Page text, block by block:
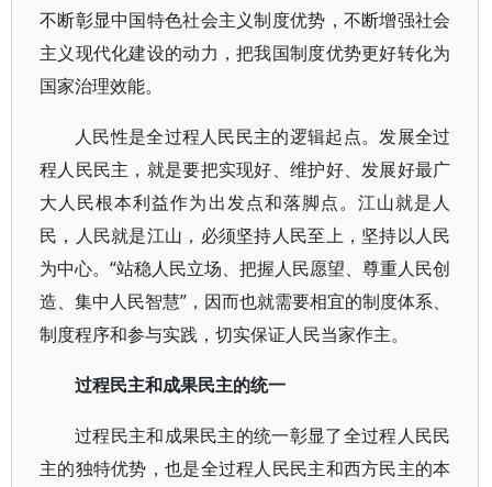
不断彰显中国特色社会主义制度优势，不断增强社会
主义现代化建设的动力，把我国制度优势更好转化为
国家治理效能。
人民性是全过程人民民主的逻辑起点。发展全过
程人民民主，就是要把实现好、维护好、发展好最广
大人民根本利益作为出发点和落脚点。江山就是人
民，人民就是江山，必须坚持人民至上，坚持以人民
为中心。“站稳人民立场、把握人民愿望、尊重人民创
造、集中人民智慧”，因而也就需要相宜的制度体系、
制度程序和参与实践，切实保证人民当家作主。
过程民主和成果民主的统一
过程民主和成果民主的统一彰显了全过程人民民
主的独特优势，也是全过程人民民主和西方民主的本